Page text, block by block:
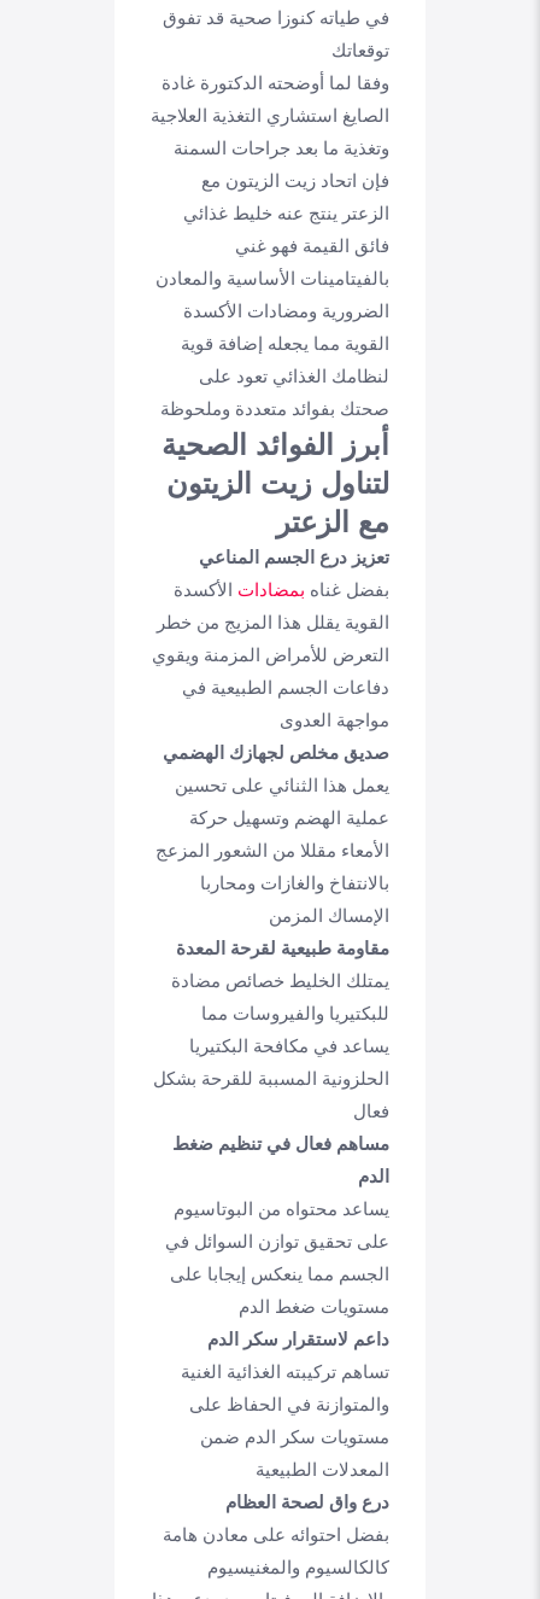
في طياته كنوزا صحية قد تفوق
توقعاتك
وفقا لما أوضحته الدكتورة غادة
الصايغ استشاري التغذية العلاجية
وتغذية ما بعد جراحات السمنة
فإن اتحاد زيت الزيتون مع
الزعتر ينتج عنه خليط غذائي
فائق القيمة فهو غني
بالفيتامينات الأساسية والمعادن
الضرورية ومضادات الأكسدة
القوية مما يجعله إضافة قوية
لنظامك الغذائي تعود على
صحتك بفوائد متعددة وملحوظة
أبرز الفوائد الصحية
لتناول زيت الزيتون
مع الزعتر
تعزيز درع الجسم المناعي
بفضل غناه بمضادات الأكسدة
القوية يقلل هذا المزيج من خطر
التعرض للأمراض المزمنة ويقوي
دفاعات الجسم الطبيعية في
مواجهة العدوى
صديق مخلص لجهازك الهضمي
يعمل هذا الثنائي على تحسين
عملية الهضم وتسهيل حركة
الأمعاء مقللا من الشعور المزعج
بالانتفاخ والغازات ومحاربا
الإمساك المزمن
مقاومة طبيعية لقرحة المعدة
يمتلك الخليط خصائص مضادة
للبكتيريا والفيروسات مما
يساعد في مكافحة البكتيريا
الحلزونية المسببة للقرحة بشكل
فعال
مساهم فعال في تنظيم ضغط
الدم
يساعد محتواه من البوتاسيوم
على تحقيق توازن السوائل في
الجسم مما ينعكس إيجابا على
مستويات ضغط الدم
داعم لاستقرار سكر الدم
تساهم تركيبته الغذائية الغنية
والمتوازنة في الحفاظ على
مستويات سكر الدم ضمن
المعدلات الطبيعية
درع واق لصحة العظام
بفضل احتوائه على معادن هامة
كالكالسيوم والمغنيسيوم